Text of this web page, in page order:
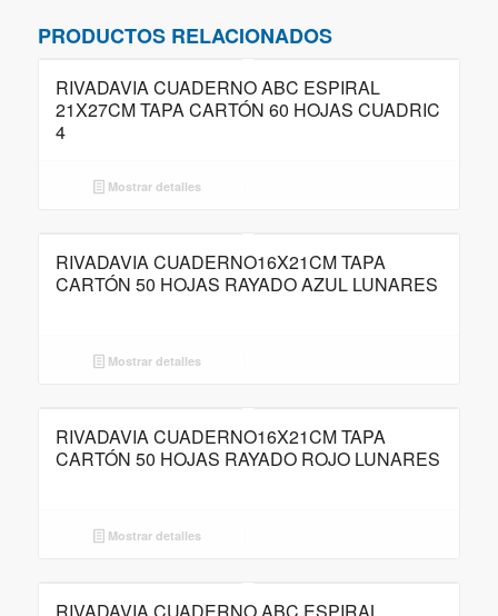
PRODUCTOS RELACIONADOS
RIVADAVIA CUADERNO ABC ESPIRAL
21X27CM TAPA CARTÓN 60 HOJAS CUADRIC
4
Mostrar detalles
RIVADAVIA CUADERNO16X21CM TAPA
CARTÓN 50 HOJAS RAYADO AZUL LUNARES
Mostrar detalles
RIVADAVIA CUADERNO16X21CM TAPA
CARTÓN 50 HOJAS RAYADO ROJO LUNARES
Mostrar detalles